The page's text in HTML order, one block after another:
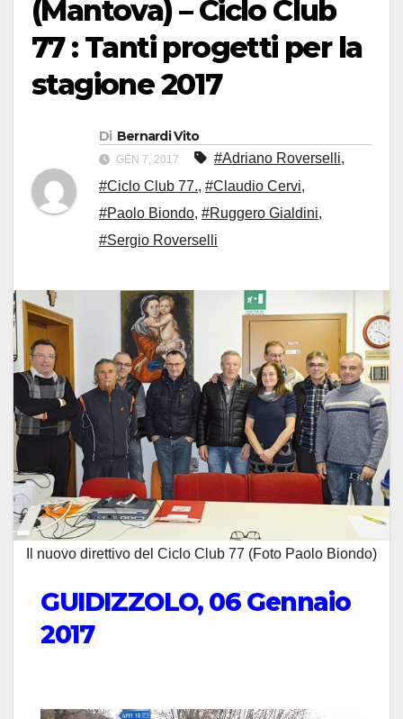
(Mantova) – Ciclo Club
77 : Tanti progetti per la
stagione 2017
Di Bernardi Vito
GEN 7, 2017 #Adriano Roverselli,
#Ciclo Club 77., #Claudio Cervi,
#Paolo Biondo, #Ruggero Gialdini,
#Sergio Roverselli
Il nuovo direttivo del Ciclo Club 77 (Foto Paolo Biondo)
GUIDIZZOLO, 06 Gennaio
2017